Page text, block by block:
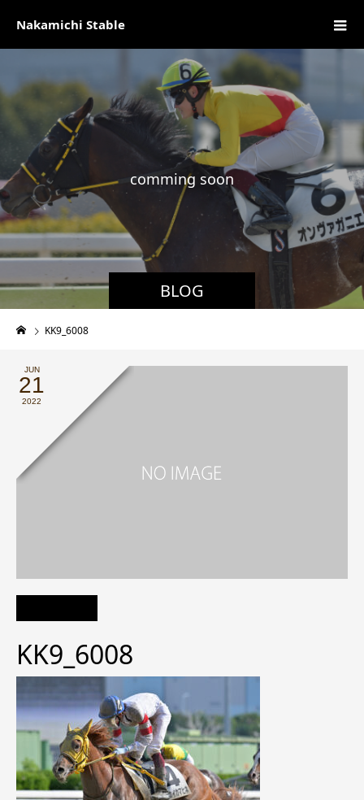
Nakamichi Stable
BLOG
m in g soon
現
KK9_6008
JUN
21
2022
KK9_6008